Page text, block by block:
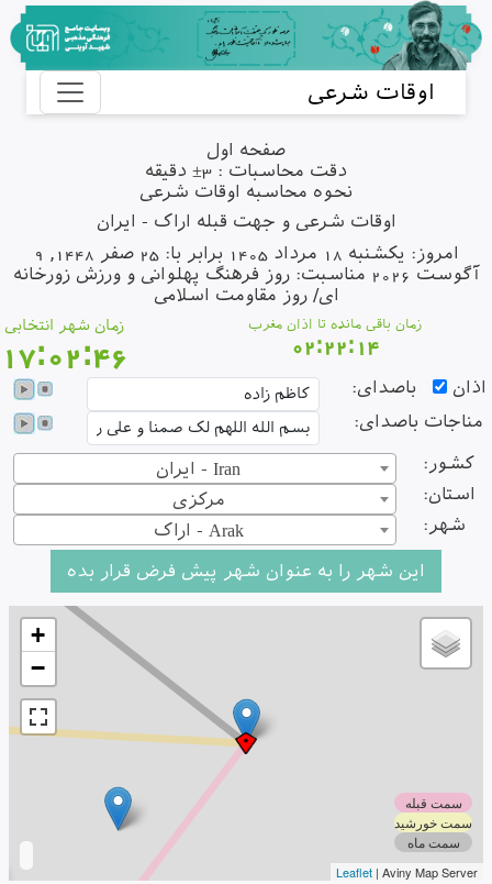
اوقات شرعی
صفحه اول
دقت محاسبات : 3± دقیقه
نحوه محاسبه اوقات شرعی
اوقات شرعی و جهت قبله اراک - ایران
امروز: یکشنبه 18 مرداد 1405 برابر با: 25 صفر 1448, 9
آگوست 2026 مناسبت: روز فرهنگ پهلوانی و ورزش زورخانه
ای/ روز مقاومت اسلامی
زمان باقی مانده تا اذان مغرب
02:22:14
زمان شهر انتخابی
17:02:46
باصدای:
باصدای:
کشور:
ایران - Iran
استان:
مرکزی
شهر:
اراک - Arak
+
−
سمت قبله
سمت خورشید
سمت ماه
Leaflet| Aviny Map Server